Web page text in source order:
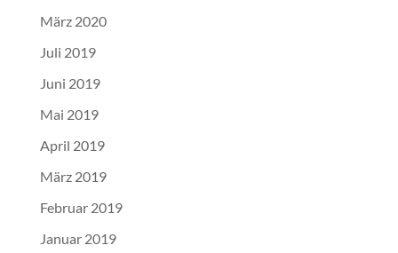
März 2020
Juli 2019
Juni 2019
Mai 2019
April 2019
März 2019
Februar 2019
Januar 2019